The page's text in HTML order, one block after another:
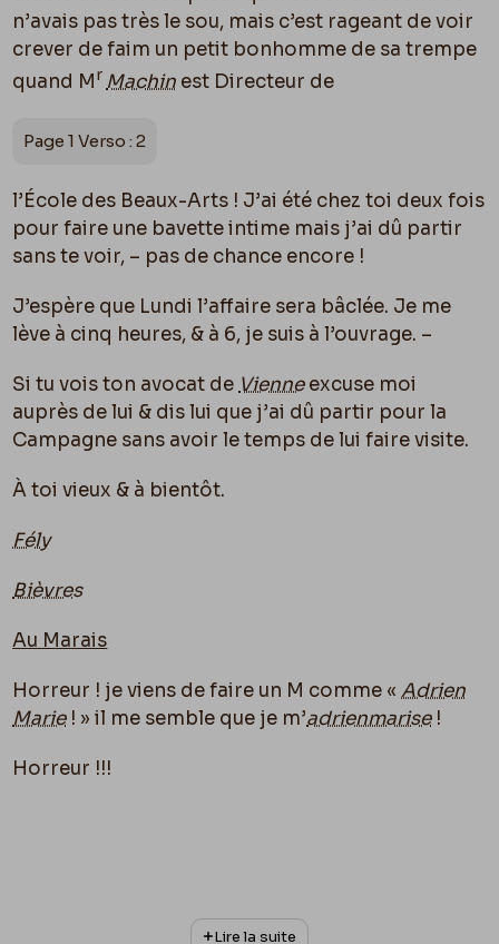
n’avais pas très le sou, mais c’est rageant de voir
crever de faim un petit bonhomme de sa trempe
quand Mr Machin est Directeur de
Page 1 Verso : 2
l’École des Beaux-Arts ! J’ai été chez toi deux fois
pour faire une bavette intime mais j’ai dû partir
sans te voir, – pas de chance encore !
J’espère que Lundi l’affaire sera bâclée. Je me
lève à cinq heures, & à 6, je suis à l’ouvrage. –
Si tu vois ton avocat de Vienneexcuse moi
auprès de lui & dis lui que j’ai dû partir pour la
Campagne sans avoir le temps de lui faire visite.
À toi vieux & à bientôt.
Fély
Bièvres
Au Marais
Horreur ! je viens de faire un M comme «Adrien
Marie! » il me semble que je m’adrienmarise!
Horreur !!!
Lire la suite